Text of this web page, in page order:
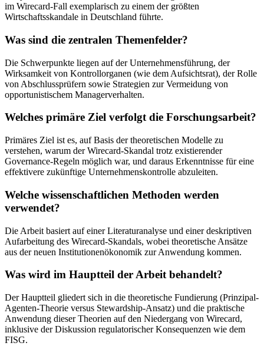
im Wirecard-Fall exemplarisch zu einem der größten
Wirtschaftsskandale in Deutschland führte.
Was sind die zentralen Themenfelder?
Die Schwerpunkte liegen auf der Unternehmensführung, der
Wirksamkeit von Kontrollorganen (wie dem Aufsichtsrat), der Rolle
von Abschlussprüfern sowie Strategien zur Vermeidung von
opportunistischem Managerverhalten.
Welches primäre Ziel verfolgt die Forschungsarbeit?
Primäres Ziel ist es, auf Basis der theoretischen Modelle zu
verstehen, warum der Wirecard-Skandal trotz existierender
Governance-Regeln möglich war, und daraus Erkenntnisse für eine
effektivere zukünftige Unternehmenskontrolle abzuleiten.
Welche wissenschaftlichen Methoden werden
verwendet?
Die Arbeit basiert auf einer Literaturanalyse und einer deskriptiven
Aufarbeitung des Wirecard-Skandals, wobei theoretische Ansätze
aus der neuen Institutionenökonomik zur Anwendung kommen.
Was wird im Hauptteil der Arbeit behandelt?
Der Hauptteil gliedert sich in die theoretische Fundierung (Prinzipal-
Agenten-Theorie versus Stewardship-Ansatz) und die praktische
Anwendung dieser Theorien auf den Niedergang von Wirecard,
inklusive der Diskussion regulatorischer Konsequenzen wie dem
FISG.